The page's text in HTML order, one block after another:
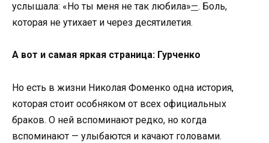
услышала: «Но ты меня не так любила»—. Боль,
которая не утихает и через десятилетия.
А вот и самая яркая страница: Гурченко
Но есть в жизни Николая Фоменко одна история,
которая стоит особняком от всех официальных
браков. О ней вспоминают редко, но когда
вспоминают — улыбаются и качают головами.